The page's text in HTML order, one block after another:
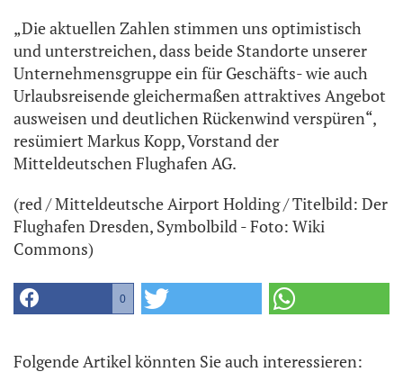
„Die aktuellen Zahlen stimmen uns optimistisch
und unterstreichen, dass beide Standorte unserer
Unternehmensgruppe ein für Geschäfts- wie auch
Urlaubsreisende gleichermaßen attraktives Angebot
ausweisen und deutlichen Rückenwind verspüren“,
resümiert Markus Kopp, Vorstand der
Mitteldeutschen Flughafen AG.
(red / Mitteldeutsche Airport Holding / Titelbild: Der
Flughafen Dresden, Symbolbild - Foto: Wiki
Commons)
0
Folgende Artikel könnten Sie auch interessieren: